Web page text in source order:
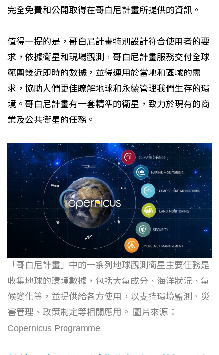
完全免費和公開取得在哥白尼計畫所提供的資訊。
值得一提的是，哥白尼計畫特別設計符合使用者的要
求，依據衛星和現場觀測，哥白尼計畫服務交付全球
範圍幾近即時的數據，並得運用於當地和區域的需
求，協助人們更佳瞭解地球和永續管理我們生存的環
境。哥白尼計畫有一套精準的衛星，致力於現有的商
業及公共衛星的任務。
「哥白尼計畫」中的一系列地球觀測衛星主要任務是
收集地球的環境數據，包括大氣成分、海洋狀況、氣
候變化等，並提供給各方使用，以支持環境監測、災
害管理、政策制定等相關應用。 圖片來源：
Copernicus Programme